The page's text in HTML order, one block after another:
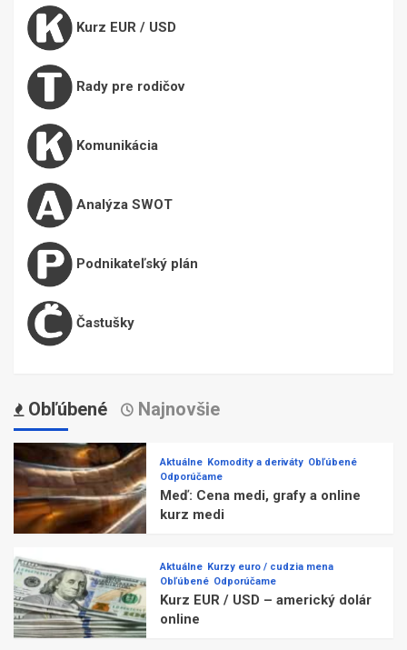
Kurz EUR / USD
Rady pre rodičov
Komunikácia
Analýza SWOT
Podnikateľský plán
Častušky
Obľúbené Najnovšie
Aktuálne Komodity a deriváty Obľúbené
Odporúčame
Meď: Cena medi, grafy a online
kurz medi
Aktuálne Kurzy euro / cudzia mena
Obľúbené Odporúčame
Kurz EUR / USD – americký dolár
online